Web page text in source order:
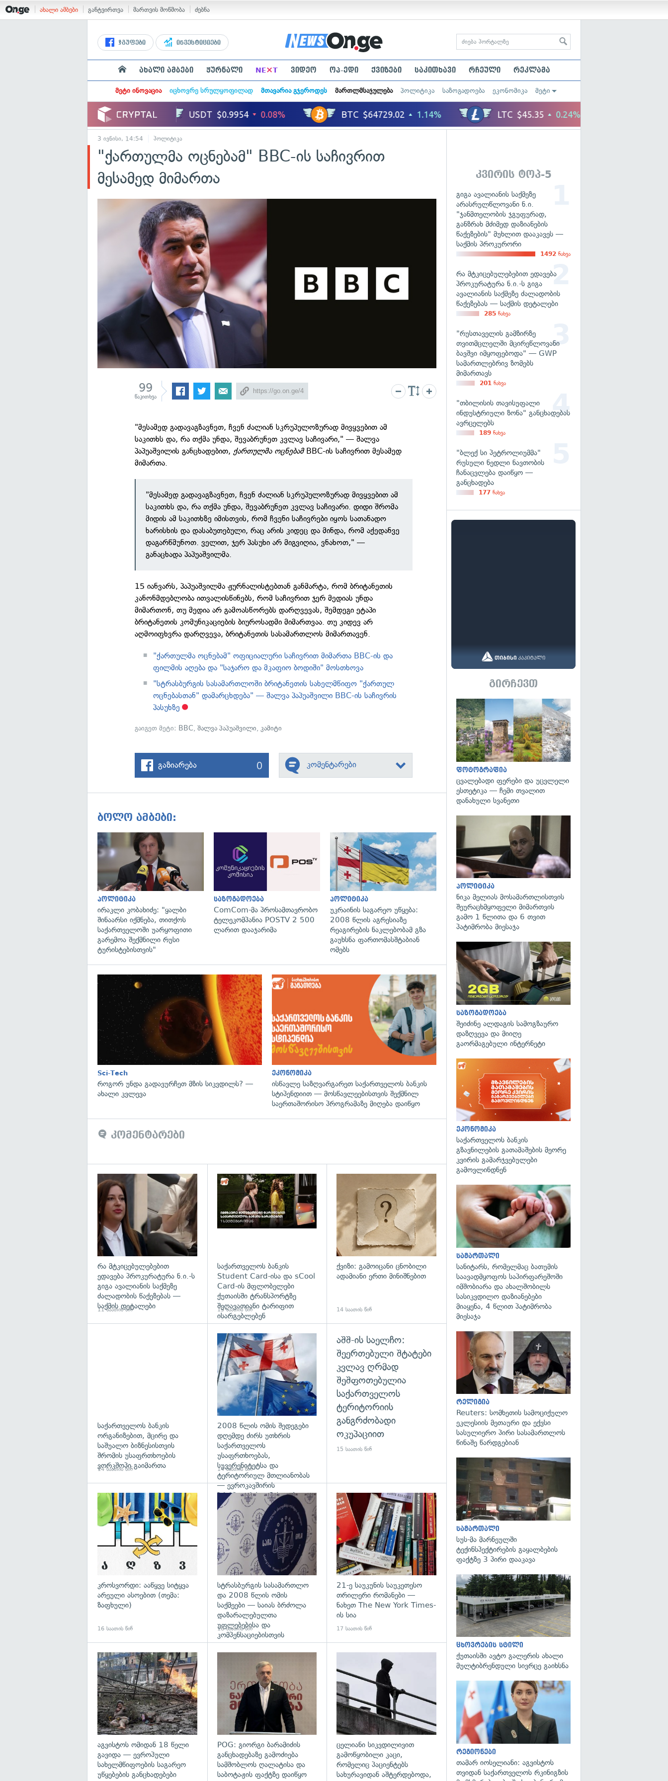
ახალი ამბები განტვირთვა მართვის მოწმობა ძებნა
ჯგუფები ინვესტიციები
ახალი ამბები ჟურნალი NE×T ვიდეო ოპ-ედი ქვიზები საკითხავი რჩეული რეკლამა
მეტი ინოვაცია იცხოვრე სრულყოფილად მთავარია გჯეროდეს მართლმსაჯულება პოლიტიკა საზოგადოება ეკონომიკა მეტი
3 ივნისი, 14:54 პოლიტიკა
"ქართულმა ოცნებამ" BBC-ის საჩივრით
მესამედ მიმართა
99
წაკითხვა
"მესამედ გადავაგზავნეთ, ჩვენ ძალიან სკრუპულოზურად მივყვებით ამ
საკითხს და, რა თქმა უნდა, შევაბრუნეთ კვლავ საჩივარი," — შალვა
პაპუაშვილის განცხადებით,ქართულმა ოცნებამBBC-ის საჩივრით მესამედ
მიმართა.
"მესამედ გადავაგზავნეთ, ჩვენ ძალიან სკრუპულოზურად მივყვებით ამ
საკითხს და, რა თქმა უნდა, შევაბრუნეთ კვლავ საჩივარი. დიდი შრომა
მიდის ამ საკითხზე იმისთვის, რომ ჩვენი საჩივრები იყოს სათანადო
ხარისხის და დასაბუთებული, რაც არის კიდეც და მინდა, რომ აქედანვე
დაგარწმუნოთ. ველით, ჯერ პასუხი არ მიგვიღია, ვნახოთ," —
განაცხადა პაპუაშვილმა.
15 იანვარს, პაპუაშვილმა ჟურნალისტებთან განმარტა, რომ ბრიტანეთის
კანონმდებლობა ითვალისწინებს, რომ საჩივრით ჯერ მედიას უნდა
მიმართონ, თუ მედია არ გამოასწორებს დარღვევას, შემდეგი ეტაპი
ბრიტანეთის კომუნიკაციების ბიუროსადმი მიმართვაა. თუ კიდევ არ
აღმოიფხვრა დარღვევა, ბრიტანეთის სასამართლოს მიმართავენ.
"ქართულმა ოცნებამ" ოფიციალური საჩივრით მიმართა BBC-ის და
ფილმის აღება და "საჯარო და მკაფიო ბოდიში" მოსთხოვა
"სტრასბურგის სასამართლოში ბრიტანეთის სახელმწიფო "ქართულ
ოცნებასთან" დამარცხდება" — შალვა პაპუაშვილი BBC-ის საჩივრის
პასუხზე
გაიგეთ მეტი: BBC,შალვა პაპუაშვილი,კამიტი
გაზიარება 0 კომენტარები
ბოლო ამბები:
პოლიტიკა
ირაკლი კობახიძე: "ყალბი
შინაარსი იქმნება, თითქოს
საქართველოში უარყოფითი
გარემოა შექმნილი რუსი
ტურისტებისთვის"
გადახედვა
საზოგადოება
ComCom-მა პროსამთავრობო
ტელეკომპანია POSTV 2 500
ლარით დააჯარიმა
პოლიტიკა
უკრაინის საგარეო უწყება:
2008 წლის აგრესიაზე
რეაგირების ნაკლებობამ გზა
გაუხსნა ფართომასშტაბიან
ომებს
გადახედვა
Sci-Tech
როგორ უნდა გადავურჩეთ მზის სიკვდილს? —
ახალი კვლევა
ეკონომიკა
ისწავლე საზღვარგარეთ საქართველოს ბანკის
სტიპენდიით — მოსწავლეებისთვის შექმნილ
საერთაშორისო პროგრამაზე მიღება დაიწყო
კომენტარები
გადახედვა
რა მტკიცებულებებით
ედავება პროკურატურა ნ.ი.-ს
გიგა ავალიანის საქმეზე
ძალადობის წაქეზებას —
საქმის დეტალები
11 საათის წინ
საქართველოს ბანკის
Student Card-ისა და sCool
Card-ის მფლობელები
ქუთაისში ტრანსპორტზე
შეღავათიანი ტარიფით
ისარგებლებენ
13 საათის წინ
ქვიზი: გამოიცანი ცნობილი
ადამიანი ერთი მინიშნებით
14 საათის წინ
საქართველოს ბანკის
ორგანიზებით, მცირე და
საშუალო ბიზნესისთვის
შრომის უსაფრთხოების
ვორკშოპი გაიმართა
14 საათის წინ
გადახედვა
2008 წლის ომის შედეგები
დღემდე ძირს უთხრის
საქართველოს
უსაფრთხოებას,
სუვერენიტეტსა და
ტერიტორიულ მთლიანობას
— ევროკავშირის
პრესპიკერის განცხადება
14 საათის წინ
აშშ-ის საელჩო:
შეერთებული შტატები
კვლავ ღრმად
შეშფოთებულია
საქართველოს
ტერიტორიის
განგრძობადი
ოკუპაციით
15 საათის წინ
გადახედვა
კროსვორდი: ააწყვე სიტყვა
არეული ასოებით (თემა:
ზაფხული)
16 საათის წინ
გადახედვა
სტრასბურგის სასამართლო
და 2008 წლის ომის
საქმეები — საიას ბრძოლა
დაზარალებულთა
უფლებებისა და
კომპენსაციებისთვის
16 საათის წინ
გადახედვა
21-ე საუკუნის საუკეთესო
თრილერი რომანები —
ნახეთ The New York Times-
ის სია
17 საათის წინ
აგვისტოს ომიდან 18 წელი
გავიდა — ევროპული
სახელმწიფოების საგარეო
უწყებების განცხადებები
POG: გიორგი ბარამიძის
განცხადებაზე გამოძიება
სამშობლოს ღალატისა და
საბოტაჟის ფაქტზე დაიწყო
გადახედვა
ცელიანი სიკვდილივით
გამოწყობილი კაცი,
რომელიც პაციენტებს
სახურავიდან აშტერდებოდა,
კვირის ტოპ-5
გიგა ავალიანის საქმეზე
არასრულწლოვანი ნ.ი.
"ჯანმთელობის ჯგუფურად,
განზრახ მძიმედ დაზიანების
წაქეზების" მუხლით დააკავეს —
საქმის პროკურორი
1492 ნახვა
რა მტკიცებულებებით ედავება
პროკურატურა ნ.ი.-ს გიგა
ავალიანის საქმეზე ძალადობის
წაქეზებას — საქმის დეტალები
285 ნახვა
"რუსთაველის გამზირზე
თვითმცლელში მცირეწლოვანი
ბავშვი იმყოფებოდა" — GWP
სამართლებრივ ზომებს
მიმართავს
201 ნახვა
"თბილისის თავისუფალი
ინდუსტრიული ზონა" განცხადებას
ავრცელებს
189 ნახვა
"ბლექ სი პეტროლიუმმა"
რუსული ნედლი ნავთობის
ჩანაცვლება დაიწყო —
განცხადება
177 ნახვა
გირჩევთ
ფოტოგრაფია
ცვალებადი ფერები და უცვლელი
ესთეტიკა — ჩემი თვალით
დანახული სვანეთი
პოლიტიკა
ნიკა მელიას მოსამართლისთვის
შეურაცხმყოფელი მიმართვის
გამო 1 წლითა და 6 თვით
პატიმრობა მიესაჯა
საზოგადოება
შეიძინე ალდაგის სამოგზაურო
დაზღვევა და მიიღე
გაორმაგებული ინტერნეტი
ეკონომიკა
საქართველოს ბანკის
გზავნილების გათამაშების მეორე
კვირის გამარჯვებულები
გამოვლინდნენ
სამართალი
სანიტარს, რომელმაც ბათუმის
საავადმყოფოს საპირფარეშოში
იმშობიარა და ახალშობილს
სასიკვდილო დაზიანებები
მიაყენა, 4 წლით პატიმრობა
მიესაჯა
რელიგია
Reuters: სომხეთის სამოციქულო
ეკლესიის მეთაური და ექვსი
სასულიერო პირი სასამართლოს
წინაშე წარდგებიან
სამართალი
სუს-მა მარნეულში
ტექინსპექტირების გაყალბების
ფაქტზე 3 პირი დააკავა
ცხოვრების სტილი
ქუთაისში ავტო გალერის ახალი
მულტიბრენდული სივრცე გაიხსნა
რეგიონები
თამარ იოსელიანი: აგვისტოს
თვიდან საქართველოს რკინიგზის